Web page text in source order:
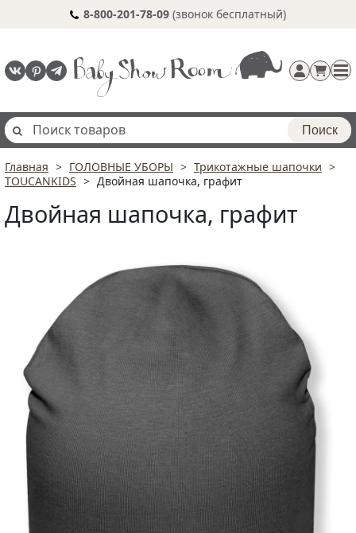
8-800-201-78-09 (звонок бесплатный)
Регистрация
Поиск
Главная ГОЛОВНЫЕ УБОРЫ
Трикотажные шапочки
TOUCANKIDS
Двойная шапочка, графит
Двойная шапочка, графит